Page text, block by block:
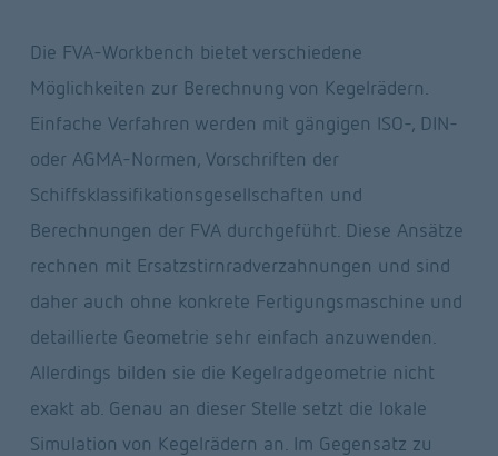
Die FVA-Workbench bietet verschiedene
Möglichkeiten zur Berechnung von Kegelrädern.
Einfache Verfahren werden mit gängigen ISO-, DIN-
oder AGMA-Normen, Vorschriften der
Schiffsklassifikationsgesellschaften und
Berechnungen der FVA durchgeführt. Diese Ansätze
rechnen mit Ersatzstirnradverzahnungen und sind
daher auch ohne konkrete Fertigungsmaschine und
detaillierte Geometrie sehr einfach anzuwenden.
Allerdings bilden sie die Kegelradgeometrie nicht
exakt ab. Genau an dieser Stelle setzt die lokale
Simulation von Kegelrädern an. Im Gegensatz zu